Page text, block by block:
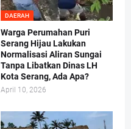
DAERAH
Warga Perumahan Puri
Serang Hijau Lakukan
Normalisasi Aliran Sungai
Tanpa Libatkan Dinas LH
Kota Serang, Ada Apa?
April 10, 2026